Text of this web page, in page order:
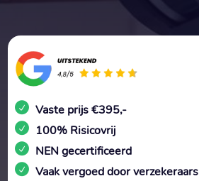
Vaste prijs €395,-
100% Risicovrij
NEN gecertificeerd
Vaak vergoed door verzekeraars